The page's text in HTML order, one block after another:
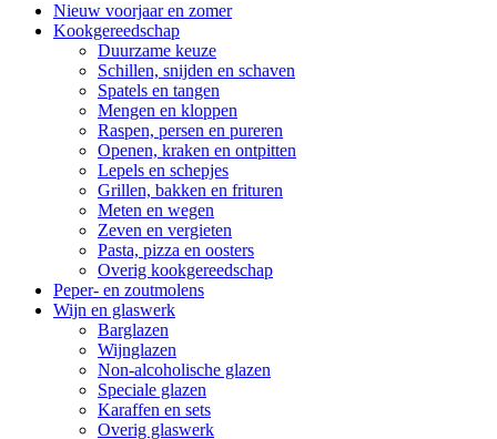
Nieuw voorjaar en zomer
Kookgereedschap
Duurzame keuze
Schillen, snijden en schaven
Spatels en tangen
Mengen en kloppen
Raspen, persen en pureren
Openen, kraken en ontpitten
Lepels en schepjes
Grillen, bakken en frituren
Meten en wegen
Zeven en vergieten
Pasta, pizza en oosters
Overig kookgereedschap
Peper- en zoutmolens
Wijn en glaswerk
Barglazen
Wijnglazen
Non-alcoholische glazen
Speciale glazen
Karaffen en sets
Overig glaswerk